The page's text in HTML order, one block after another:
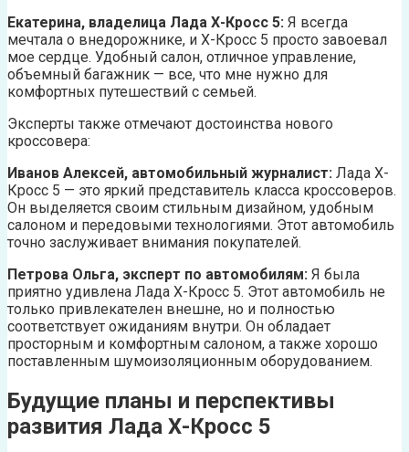
Екатерина, владелица Лада Х-Кросс 5: Я всегда
мечтала о внедорожнике, и Х-Кросс 5 просто завоевал
мое сердце. Удобный салон, отличное управление,
объемный багажник — все, что мне нужно для
комфортных путешествий с семьей.
Эксперты также отмечают достоинства нового
кроссовера:
Иванов Алексей, автомобильный журналист: Лада Х-
Кросс 5 — это яркий представитель класса кроссоверов.
Он выделяется своим стильным дизайном, удобным
салоном и передовыми технологиями. Этот автомобиль
точно заслуживает внимания покупателей.
Петрова Ольга, эксперт по автомобилям: Я была
приятно удивлена Лада Х-Кросс 5. Этот автомобиль не
только привлекателен внешне, но и полностью
соответствует ожиданиям внутри. Он обладает
просторным и комфортным салоном, а также хорошо
поставленным шумоизоляционным оборудованием.
Будущие планы и перспективы
развития Лада Х-Кросс 5